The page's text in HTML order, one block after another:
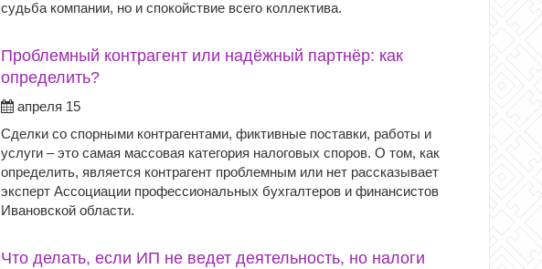
судьба компании, но и спокойствие всего коллектива.
Проблемный контрагент или надёжный партнёр: как
определить?
апреля 15
Сделки со спорными контрагентами, фиктивные поставки, работы и
услуги – это самая массовая категория налоговых споров. О том, как
определить, является контрагент проблемным или нет рассказывает
эксперт Ассоциации профессиональных бухгалтеров и финансистов
Ивановской области.
Что делать, если ИП не ведет деятельность, но налоги